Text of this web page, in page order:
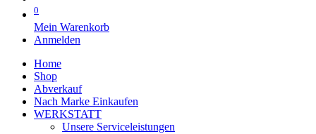
0
Mein Warenkorb
Anmelden
Home
Shop
Abverkauf
Nach Marke Einkaufen
WERKSTATT
Unsere Serviceleistungen